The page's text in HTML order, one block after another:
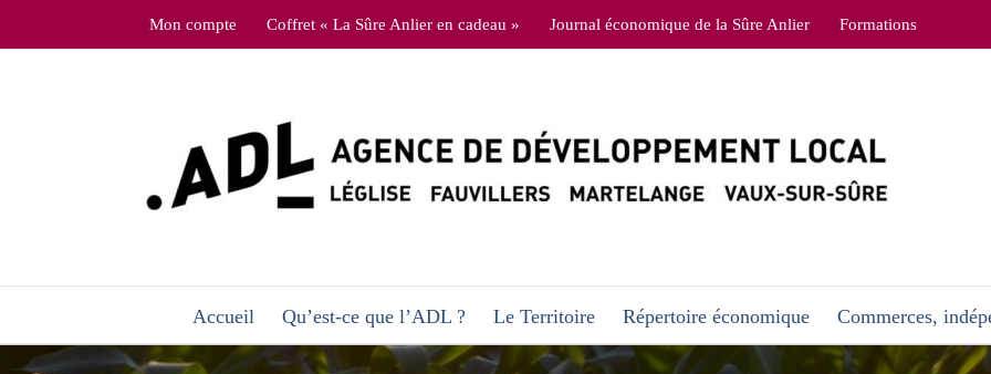
Mon compte Coffret « La Sûre Anlier en cadeau » Journal économique de la Sûre Anlier Formations
Accueil Qu’est-ce que l’ADL ? Le Territoire Répertoire économique Commerces,